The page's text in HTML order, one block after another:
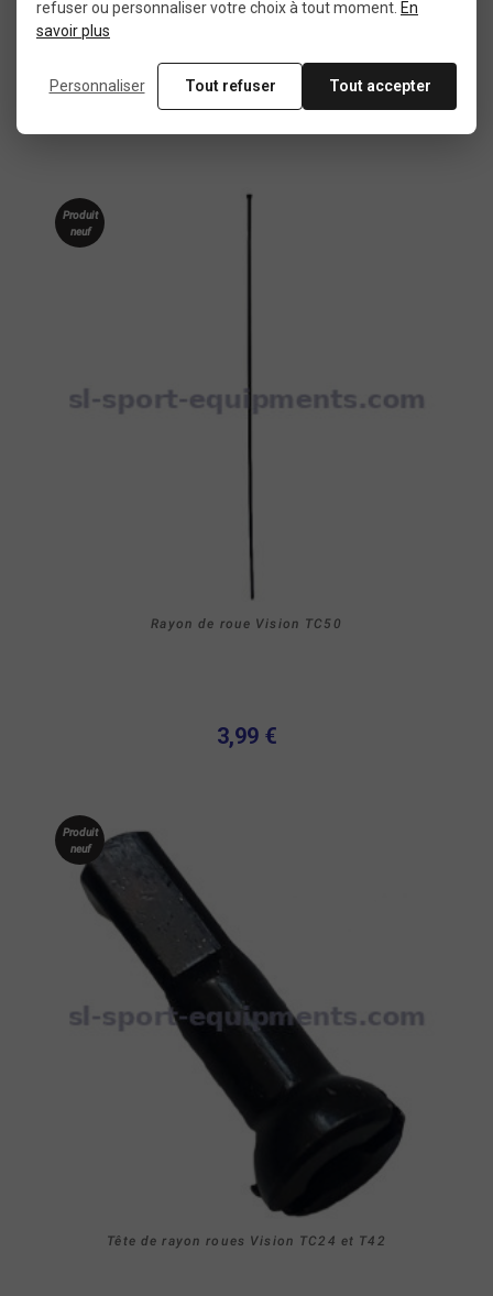
Rayon de roue Vision Metron 90
3,99 €
Produit
neuf
Rayon de roue Vision TC50
3,99 €
Produit
neuf
Tête de rayon roues Vision TC24 et T42
refuser ou personnaliser votre choix à tout moment. En
savoir plus
Personnaliser Tout refuser Tout accepter